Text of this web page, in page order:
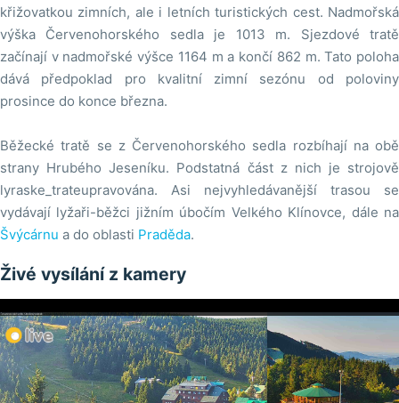
křižovatkou zimních, ale i letních turistických cest. Nadmořská
výška Červenohorského sedla je 1013 m. Sjezdové tratě
začínají v nadmořské výšce 1164 m a končí 862 m. Tato poloha
dává předpoklad pro kvalitní zimní sezónu od poloviny
prosince do konce března.
Běžecké tratě se z Červenohorského sedla rozbíhají na obě
strany Hrubého Jeseníku. Podstatná část z nich je strojově
lyraske_trateupravována. Asi nejvyhledávanější trasou se
vydávají lyžaři-běžci jižním úbočím Velkého Klínovce, dále na
Švýcárnu a do oblasti Praděda.
Živé vysílání z kamery